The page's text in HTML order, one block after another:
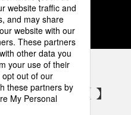
6 7
SNSアカウント